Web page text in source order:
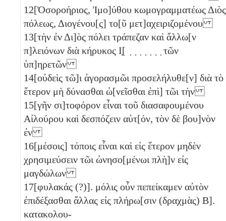
12[Ὀσοροήριος, Ἰμο]ύθου κωμογραμματέως Διὸς
πόλεως, Διογένου[ς] το[ῦ μετ]αχειριζομένου
13[τὴν ἐν Δι]ὸς πόλει τράπεζαν καὶ ἄλλω[ν
π]λειόνων διὰ κήρυκος Ι̣[ ̣ ̣ ̣ ̣ ̣ ̣ ̣ τῶν
ὑπ]ηρετῶν
14[οὐδεὶς τῶ]ι ἀγορασμῶι προσελήλυθε[ν] διὰ τὸ
ἕτερον μὴ δύνασθαι ὠ[νεῖσθαι ἐπὶ] τῶι τὴν
15[γῆν σι]τοφόρον εἶναι τοῦ διασαφουμένου
Αἰλούρου καὶ δεσπόζειν αὐτ[όν, τὸν δὲ βου]νὸν
ἐν
16[μέσοις] τόποις εἶναι καὶ εἰς ἕτερον μηδὲν
χρησιμεύσειν τῶι ὠνησο[μένωι πλὴ]ν εἰς
μαγδώλων
17[φυλακάς (?)]. μόλις οὖν πεπείκαμεν αὐτὸν
ἐπιδέξασθαι ἄλλας εἰς πλήρω[σιν (δραχμὰς) Β].
κατακολου-